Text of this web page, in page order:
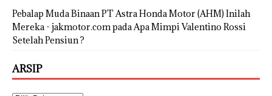
Pebalap Muda Binaan PT Astra Honda Motor (AHM) Inilah
Mereka - jakmotor.compada Apa Mimpi Valentino Rossi
Setelah Pensiun ?
ARSIP